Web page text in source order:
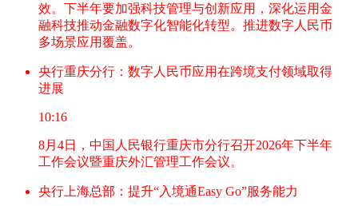
效。下半年要加强科技管理与创新应用，深化运用金
融科技推动金融数字化智能化转型。推进数字人民币
多场景应用覆盖。
央行重庆分行：数字人民币应用在跨境支付领域取得
进展
10:16
8月4日，中国人民银行重庆市分行召开2026年下半年
工作会议暨重庆外汇管理工作会议。
央行上海总部：提升“入境通Easy Go”服务能力